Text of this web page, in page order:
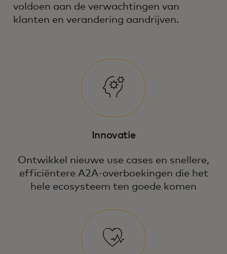
voldoen aan de verwachtingen van
klanten en verandering aandrijven.
Innovatie
Ontwikkel nieuwe use cases en snellere,
efficiëntere A2A-overboekingen die het
hele ecosysteem ten goede komen